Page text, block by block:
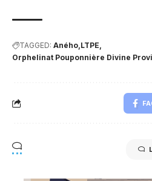
TAGGED: Aného LTPE
Orphelinat Pouponnière Divine